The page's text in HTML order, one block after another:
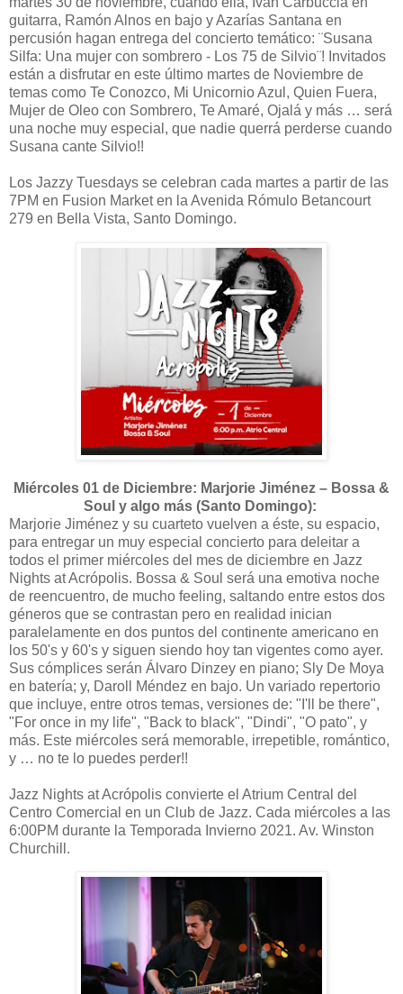
guitarra, Ramón Alnos en bajo y Azarías Santana en
percusión hagan entrega del concierto temático: ¨Susana
Silfa: Una mujer con sombrero - Los 75 de Silvio¨! Invitados
están a disfrutar en este último martes de Noviembre de
temas como Te Conozco, Mi Unicornio Azul, Quien Fuera,
Mujer de Oleo con Sombrero, Te Amaré, Ojalá y más … será
una noche muy especial, que nadie querrá perderse cuando
Susana cante Silvio!!
Los Jazzy Tuesdays se celebran cada martes a partir de las
7PM en Fusion Market en la Avenida Rómulo Betancourt
279 en Bella Vista, Santo Domingo.
Miércoles 01 de Diciembre: Marjorie Jiménez – Bossa &
Soul y algo más (Santo Domingo):
Marjorie Jiménez y su cuarteto vuelven a éste, su espacio,
para entregar un muy especial concierto para deleitar a
todos el primer miércoles del mes de diciembre en Jazz
Nights at Acrópolis. Bossa & Soul será una emotiva noche
de reencuentro, de mucho feeling, saltando entre estos dos
géneros que se contrastan pero en realidad inician
paralelamente en dos puntos del continente americano en
los 50's y 60's y siguen siendo hoy tan vigentes como ayer.
Sus cómplices serán Álvaro Dinzey en piano; Sly De Moya
en batería; y, Daroll Méndez en bajo. Un variado repertorio
que incluye, entre otros temas, versiones de: "I'll be there",
"For once in my life", "Back to black", "Dindi", "O pato", y
más. Este miércoles será memorable, irrepetible, romántico,
y … no te lo puedes perder!!
Jazz Nights at Acrópolis convierte el Atrium Central del
Centro Comercial en un Club de Jazz. Cada miércoles a las
6:00PM durante la Temporada Invierno 2021. Av. Winston
Churchill.